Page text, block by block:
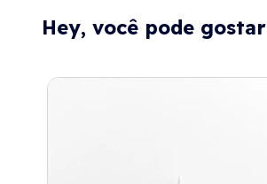
Hey, você pode gostar